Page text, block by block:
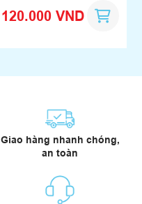
120.000 VND
Giao hàng nhanh chóng,
an toàn